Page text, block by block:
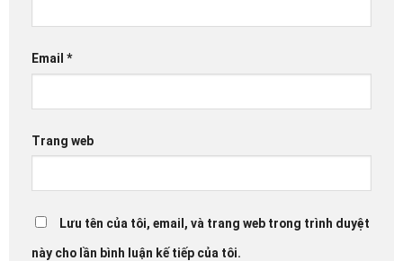
Email *
Trang web
Lưu tên của tôi, email, và trang web trong trình duyệt
này cho lần bình luận kế tiếp của tôi.